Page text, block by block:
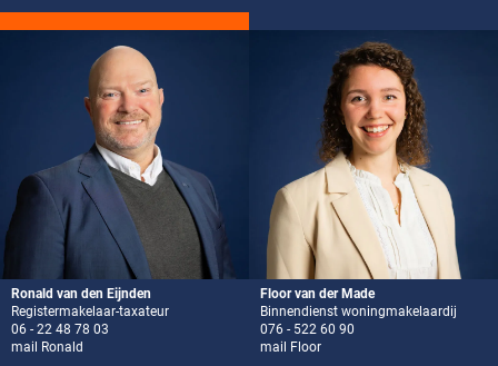
Ronald van den Eijnden
Registermakelaar-taxateur
06 - 22 48 78 03
mail Ronald
Floor van der Made
Binnendienst woningmakelaardij
076 - 522 60 90
mail Floor